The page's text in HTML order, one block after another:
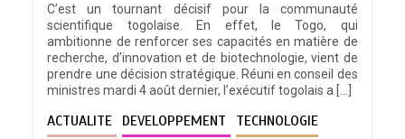
C’est un tournant décisif pour la communauté
scientifique togolaise. En effet, le Togo, qui
ambitionne de renforcer ses capacités en matière de
recherche, d’innovation et de biotechnologie, vient de
prendre une décision stratégique. Réuni en conseil des
ministres mardi 4 août dernier, l’exécutif togolais a […]
ACTUALITE DEVELOPPEMENT TECHNOLOGIE